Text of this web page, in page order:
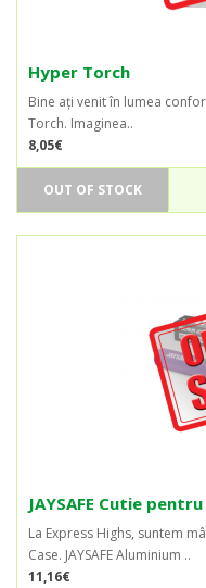
Hyper Torch
Bine ați venit în lumea
Torch. Imaginea..
8,05€
OUT OF STOCK
JAYSAFE Cutie
La Express Highs, suntem
Case. JAYSAFE Aluminium ..
11,16€